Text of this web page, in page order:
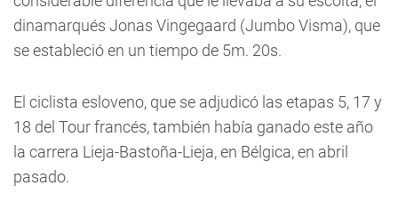
dinamarqués Jonas Vingegaard (Jumbo Visma), que
se estableció en un tiempo de 5m. 20s.
El ciclista esloveno, que se adjudicó las etapas 5, 17 y
18 del Tour francés, también había ganado este año
la carrera Lieja-Bastoña-Lieja, en Bélgica, en abril
pasado.